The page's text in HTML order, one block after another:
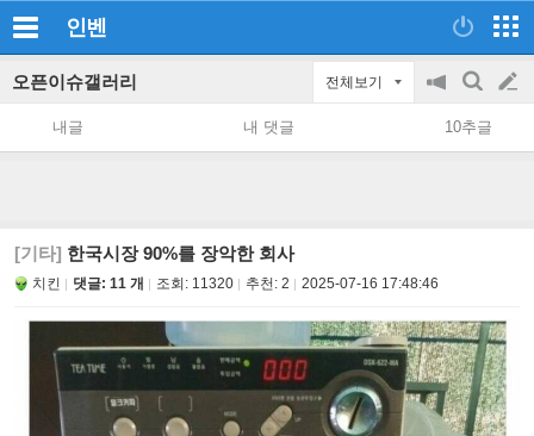
인벤
오픈이슈갤러리 전체보기
공
지
on/off
검
색
글
쓰
내글 내 댓글 10추글
[기타] 한국시장 90%를 장악한 회사
치킨 댓글: 11 개 조회: 11320 추천: 2 2025-07-16 17:48:46